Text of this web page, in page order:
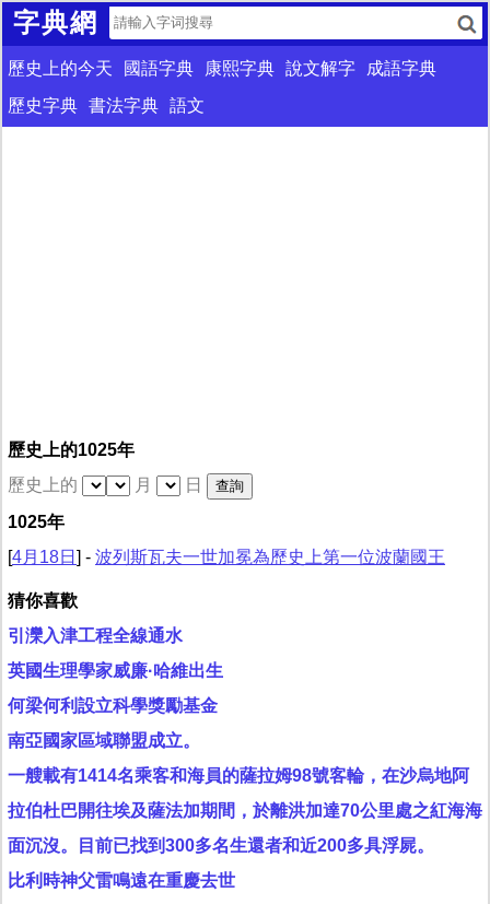
字典網
歷史上的今天 國語字典 康熙字典 說文解字
成語字典
歷史字典 書法字典 語文
歷史上的1025年
歷史上的
月
日
1025年
[4月18日 ] - 波列斯瓦夫一世加冕為歷史上第一位波蘭國王
猜你喜歡
引灤入津工程全線通水
英國生理學家威廉·哈維出生
何梁何利設立科學獎勵基金
南亞國家區域聯盟成立。
一艘載有1414名乘客和海員的薩拉姆98號客輪，在沙烏地阿
拉伯杜巴開往埃及薩法加期間，於離洪加達70公里處之紅海海
面沉沒。目前已找到300多名生還者和近200多具浮屍。
比利時神父雷鳴遠在重慶去世